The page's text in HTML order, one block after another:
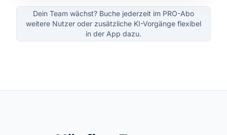
Dein Team wächst? Buche jederzeit im PRO-Abo
weitere Nutzer oder zusätzliche KI-Vorgänge flexibel
in der App dazu.